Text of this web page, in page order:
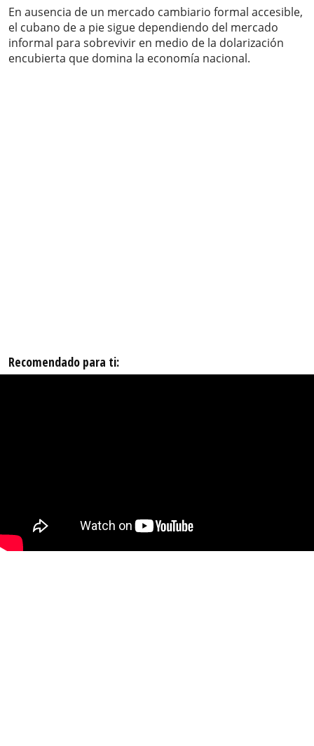
En ausencia de un mercado cambiario formal accesible,
el cubano de a pie sigue dependiendo del mercado
informal para sobrevivir en medio de la dolarización
encubierta que domina la economía nacional.
Recomendado para ti: